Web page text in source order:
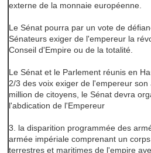
externe de la monnaie européenne.
Le Sénat pourra par un vote de
Sénateurs exiger de l'empereur la
Conseil d'Empire ou de la totalité.
Le Sénat et le Parlement réunis en
2/3 des voix exiger de l'empereur
million de citoyens, le Sénat devra
l'abdication de l'Empereur
3. la disparition programmée des
armée impériale comprenant un
terrestres et maritimes de l'empire